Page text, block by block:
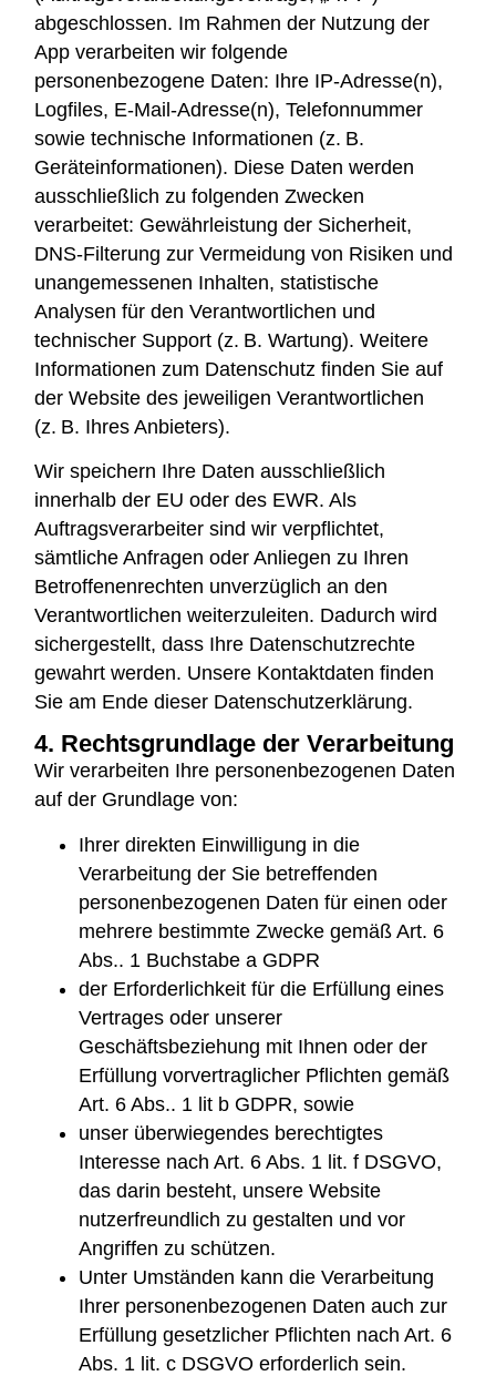
abgeschlossen. Im Rahmen der Nutzung der
App verarbeiten wir folgende
personenbezogene Daten: Ihre IP-Adresse(n),
Logfiles, E-Mail-Adresse(n), Telefonnummer
sowie technische Informationen (z. B.
Geräteinformationen). Diese Daten werden
ausschließlich zu folgenden Zwecken
verarbeitet: Gewährleistung der Sicherheit,
DNS-Filterung zur Vermeidung von Risiken und
unangemessenen Inhalten, statistische
Analysen für den Verantwortlichen und
technischer Support (z. B. Wartung). Weitere
Informationen zum Datenschutz finden Sie auf
der Website des jeweiligen Verantwortlichen
(z. B. Ihres Anbieters).
Wir speichern Ihre Daten ausschließlich
innerhalb der EU oder des EWR. Als
Auftragsverarbeiter sind wir verpflichtet,
sämtliche Anfragen oder Anliegen zu Ihren
Betroffenenrechten unverzüglich an den
Verantwortlichen weiterzuleiten. Dadurch wird
sichergestellt, dass Ihre Datenschutzrechte
gewahrt werden. Unsere Kontaktdaten finden
Sie am Ende dieser Datenschutzerklärung.
4. Rechtsgrundlage der Verarbeitung
Wir verarbeiten Ihre personenbezogenen Daten
auf der Grundlage von:
Ihrer direkten Einwilligung in die
Verarbeitung der Sie betreffenden
personenbezogenen Daten für einen oder
mehrere bestimmte Zwecke gemäß Art. 6
Abs.. 1 Buchstabe a GDPR
der Erforderlichkeit für die Erfüllung eines
Vertrages oder unserer
Geschäftsbeziehung mit Ihnen oder der
Erfüllung vorvertraglicher Pflichten gemäß
Art. 6 Abs.. 1 lit b GDPR, sowie
unser überwiegendes berechtigtes
Interesse nach Art. 6 Abs. 1 lit. f DSGVO,
das darin besteht, unsere Website
nutzerfreundlich zu gestalten und vor
Angriffen zu schützen.
Unter Umständen kann die Verarbeitung
Ihrer personenbezogenen Daten auch zur
Erfüllung gesetzlicher Pflichten nach Art. 6
Abs. 1 lit. c DSGVO erforderlich sein.